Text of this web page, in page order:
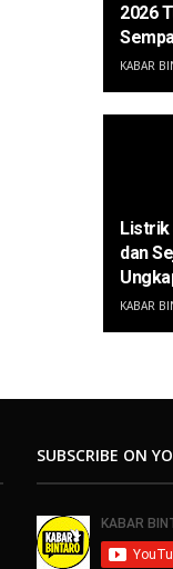
2026
KABAR
Listrik
dan
KABAR
SUBSCRIBE ON